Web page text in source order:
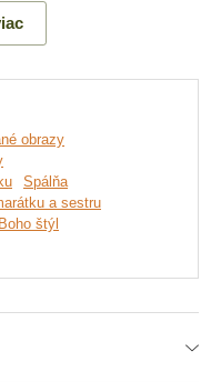
nad sedačku
obrazy
Spálňa
a sestru
Boho štýl